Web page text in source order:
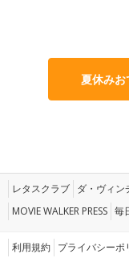
夏休み
レタスクラブ ダ・ヴィン
MOVIE WALKER PRESS 毎
利用規約 プライバシーポ